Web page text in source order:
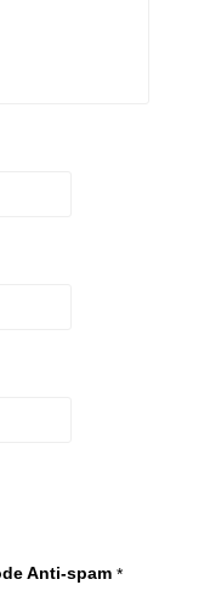
Anti-spam *